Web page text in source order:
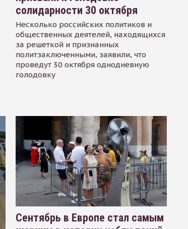
солидарности 30 октября
Несколько российских политиков и
общественных деятелей, находящихся
за решеткой и признанных
политзаключенными, заявили, что
проведут 30 октября однодневную
голодовку
Сентябрь в Европе стал самым